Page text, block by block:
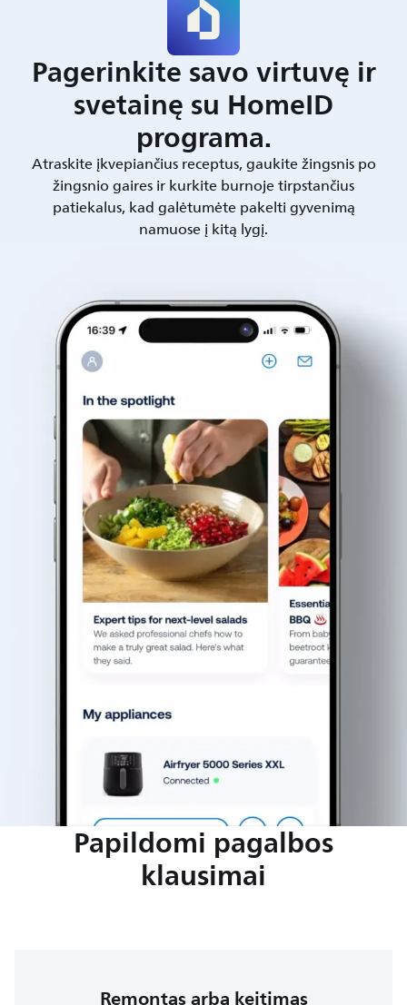
Pagerinkite savo virtuvę ir
svetainę su HomeID
programa.
Atraskite įkvepiančius receptus, gaukite žingsnis po
žingsnio gaires ir kurkite burnoje tirpstančius
patiekalus, kad galėtumėte pakelti gyvenimą
namuose į kitą lygį.
Papildomi pagalbos
klausimai
Remontas arba keitimas